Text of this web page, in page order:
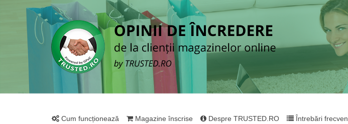
Cum funcționează Magazine înscrise Despre TRUSTED.RO Întrebări